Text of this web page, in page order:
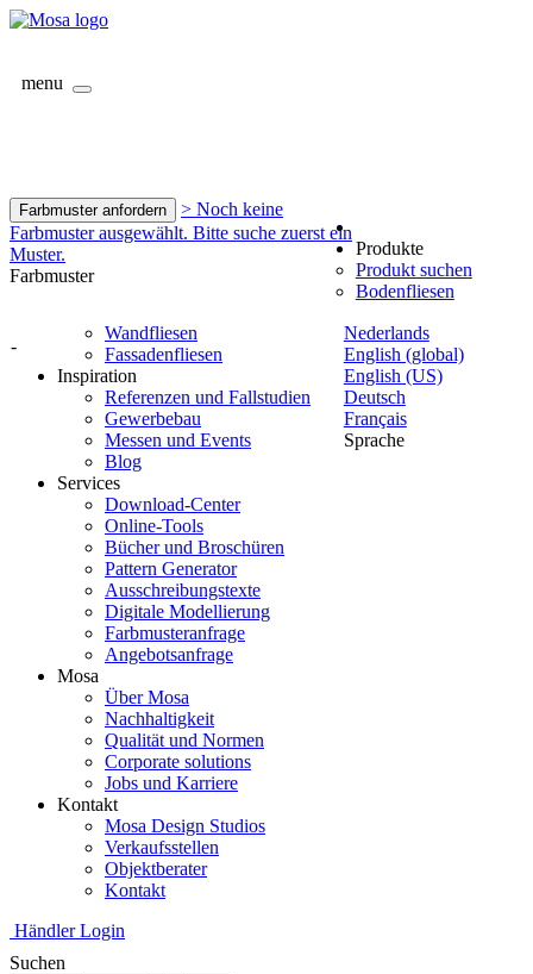
menu
Farbmuster anfordern
> Noch keine
Farbmuster ausgewählt. Bitte suche zuerst ein
Muster.
Farbmuster
-
Nederlands
English (global)
English (US)
Deutsch
Français
Sprache
Produkte
Produkt suchen
Bodenfliesen
Wandfliesen
Fassadenfliesen
Inspiration
Referenzen und Fallstudien
Gewerbebau
Messen und Events
Blog
Services
Download-Center
Online-Tools
Bücher und Broschüren
Pattern Generator
Ausschreibungstexte
Digitale Modellierung
Farbmusteranfrage
Angebotsanfrage
Mosa
Über Mosa
Nachhaltigkeit
Qualität und Normen
Corporate solutions
Jobs und Karriere
Kontakt
Mosa Design Studios
Verkaufsstellen
Objektberater
Kontakt
Händler Login
Suchen